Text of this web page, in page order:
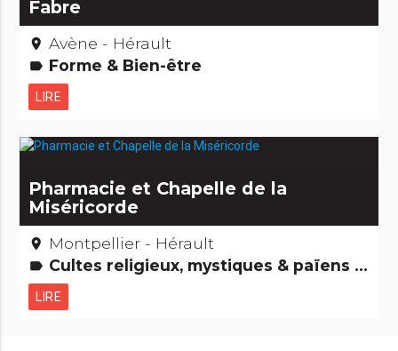
Fabre
place Avène - Hérault
label Forme & Bien-être
LIRE
Pharmacie et Chapelle de la
Miséricorde
place Montpellier - Hérault
label Cultes religieux, mystiques & païens Musées & Collections
LIRE